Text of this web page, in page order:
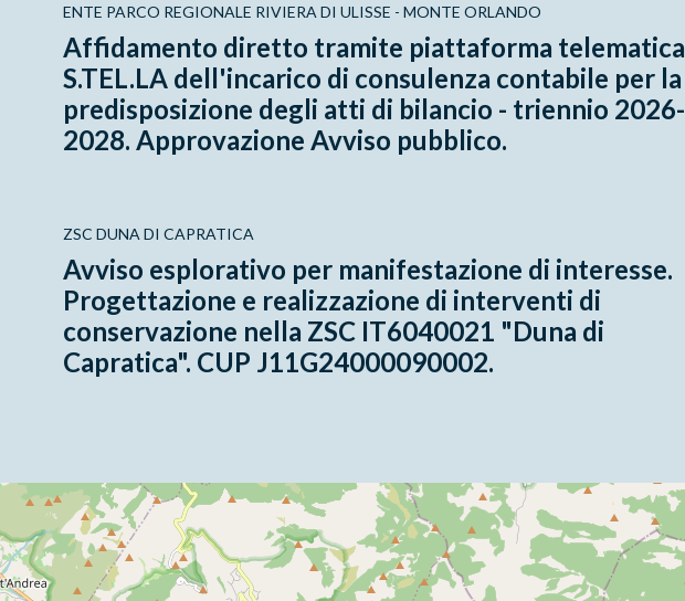
ENTE PARCO REGIONALE RIVIERA DI ULISSE - MONTE ORLANDO
Affidamento diretto tramite piattaforma telematica
S.TEL.LA dell'incarico di consulenza contabile per la
predisposizione degli atti di bilancio - triennio 2026-
2028. Approvazione Avviso pubblico.
ZSC DUNA DI CAPRATICA
Avviso esplorativo per manifestazione di interesse.
Progettazione e realizzazione di interventi di
conservazione nella ZSC IT6040021 "Duna di
Capratica". CUP J11G24000090002.